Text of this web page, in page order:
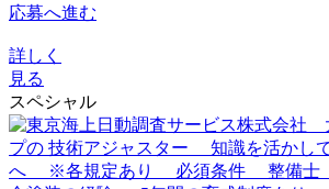
応募へ進む
詳しく
見る
スペシャル